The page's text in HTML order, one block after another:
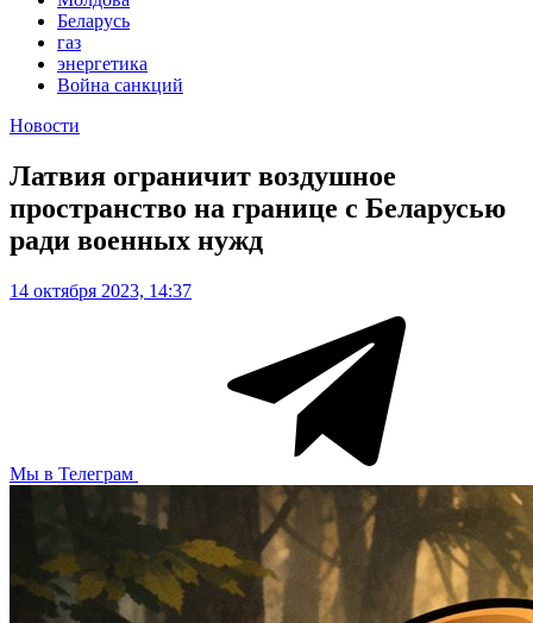
Беларусь
газ
энергетика
Война санкций
Новости
Латвия ограничит воздушное
пространство на границе с Беларусью
ради военных нужд
14 октября 2023, 14:37
Мы в Телеграм